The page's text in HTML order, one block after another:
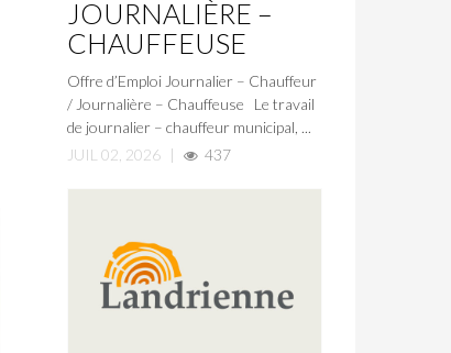
JOURNALIÈRE –
CHAUFFEUSE
Offre d’Emploi Journalier – Chauffeur
/ Journalière – Chauffeuse Le travail
de journalier – chauffeur municipal, ...
JUIL 02, 2026
| 437